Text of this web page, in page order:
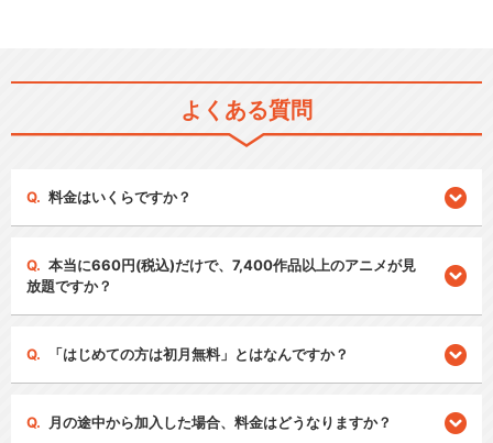
よくある質問
料金はいくらですか？
本当に660円(税込)だけで、7,400作品以上のアニメが見
放題ですか？
「はじめての方は初月無料」とはなんですか？
月の途中から加入した場合、料金はどうなりますか？